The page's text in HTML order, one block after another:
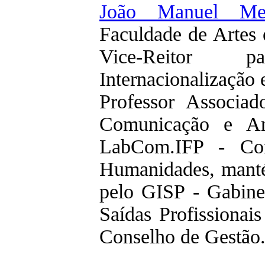
João Manuel
Faculdade de
Vice-Reitor
Internacionalização
Professor
Comunicação e
LabCom.IFP -
Humanidades,
pelo GISP -
Saídas
Conselho de Gestão.